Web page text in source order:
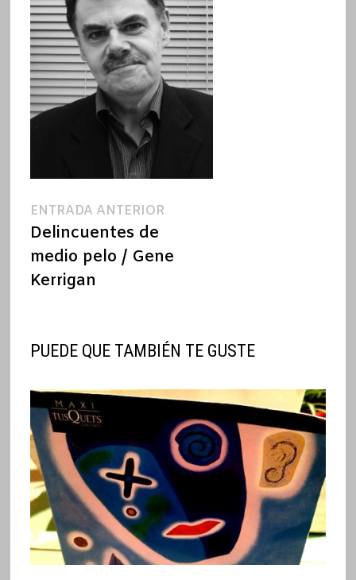
Navegación
de
entradas
ENTRADA ANTERIOREntrada
Delincuentes de
medio pelo / Gene
Kerrigan
PUEDE QUE TAMBIÉN TE GUSTE